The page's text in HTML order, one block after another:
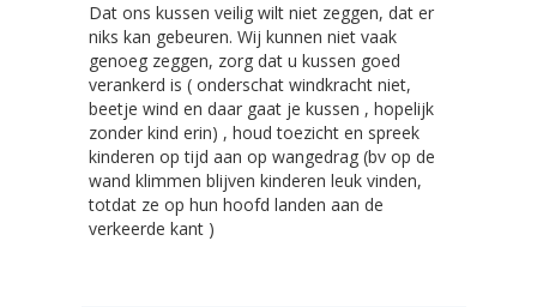
Dat ons kussen veilig wilt niet zeggen, dat er
niks kan gebeuren. Wij kunnen niet vaak
genoeg zeggen, zorg dat u kussen goed
verankerd is ( onderschat windkracht niet,
beetje wind en daar gaat je kussen , hopelijk
zonder kind erin) , houd toezicht en spreek
kinderen op tijd aan op wangedrag (bv op de
wand klimmen blijven kinderen leuk vinden,
totdat ze op hun hoofd landen aan de
verkeerde kant )